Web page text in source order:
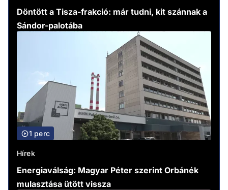
Döntött a Tisza-frakció: már tudni, kit szánnak a
Sándor-palotába
1 perc
Hírek
Energiaválság: Magyar Péter szerint Orbánék
mulasztása ütött vissza